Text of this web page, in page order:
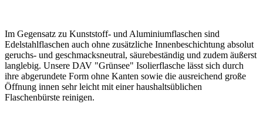
Im Gegensatz zu Kunststoff- und Aluminiumflaschen sind
Edelstahlflaschen auch ohne zusätzliche Innenbeschichtung absolut
geruchs- und geschmacksneutral, säurebeständig und zudem äußerst
langlebig. Unsere DAV "Grünsee" Isolierflasche lässt sich durch
ihre abgerundete Form ohne Kanten sowie die ausreichend große
Öffnung innen sehr leicht mit einer haushaltsüblichen
Flaschenbürste reinigen.